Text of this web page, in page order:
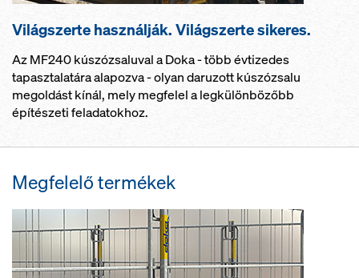
Világszerte használják. Világszerte sikeres.
Az MF240 kúszózsaluval a Doka - több évtizedes
tapasztalatára alapozva - olyan daruzott kúszózsalu
megoldást kínál, mely megfelel a legkülönbözőbb
építészeti feladatokhoz.
Megfelelő termékek